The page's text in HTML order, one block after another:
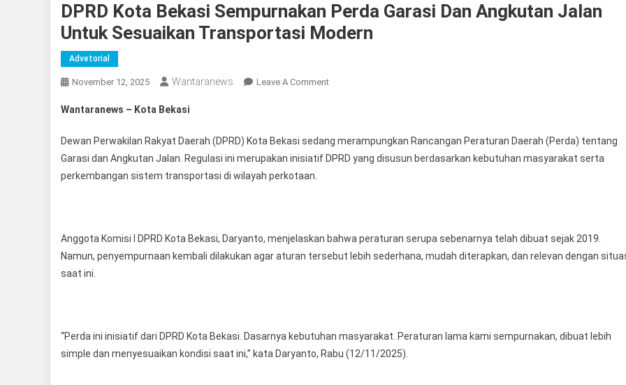
DPRD Kota Bekasi Sempurnakan Perda Garasi Dan Angkutan Jalan
Untuk Sesuaikan Transportasi Modern
Advetorial
November 12, 2025 Wantaranews Leave A CommentOn
Sempurnakan
Perda
Untuk
Sesuaikan
Wantaranews – Kota Bekasi
Dewan Perwakilan Rakyat Daerah (DPRD) Kota Bekasi sedang merampungkan Rancangan Peraturan Daerah (Perda) tentang
Garasi dan Angkutan Jalan. Regulasi ini merupakan inisiatif DPRD yang disusun berdasarkan kebutuhan masyarakat serta
perkembangan sistem transportasi di wilayah perkotaan.
Anggota Komisi I DPRD Kota Bekasi, Daryanto, menjelaskan bahwa peraturan serupa sebenarnya telah dibuat sejak 2019.
Namun, penyempurnaan kembali dilakukan agar aturan tersebut lebih sederhana, mudah diterapkan, dan relevan dengan
saat ini.
“Perda ini inisiatif dari DPRD Kota Bekasi. Dasarnya kebutuhan masyarakat. Peraturan lama kami sempurnakan, dibuat lebih
simple dan menyesuaikan kondisi saat ini,” kata Daryanto, Rabu (12/11/2025).